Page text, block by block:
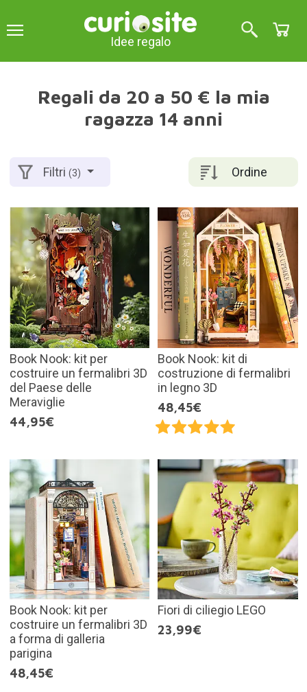
Idee regalo
Regali da 20 a 50 € la mia
ragazza 14 anni
Ordine
Filtri(3)
Book Nook: kit per
costruire un fermalibri 3D
del Paese delle
Meraviglie
44,95€
Book Nook: kit di
costruzione di fermalibri
in legno 3D
48,45€
Book Nook: kit per
costruire un fermalibri 3D
a forma di galleria
parigina
48,45€
Fiori di ciliegio LEGO
23,99€